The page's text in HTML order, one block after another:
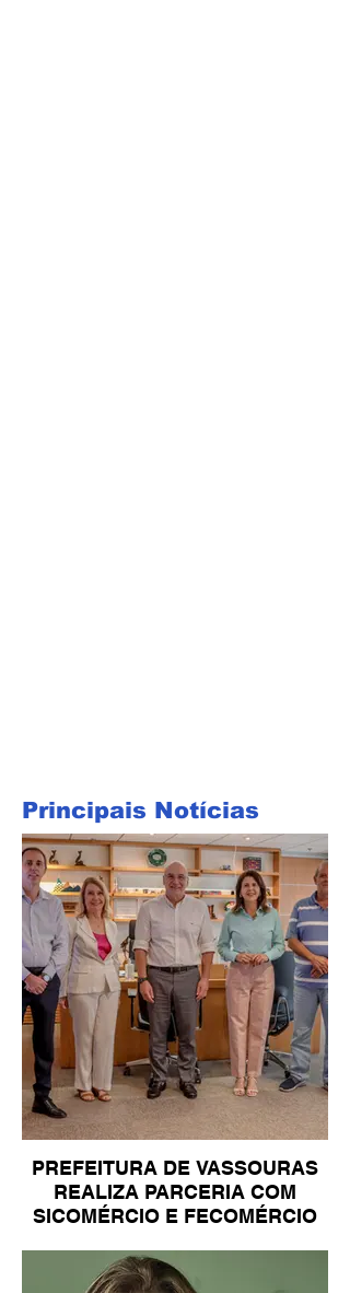
Principais Notícias
PREFEITURA DE VASSOURAS
REALIZA PARCERIA COM
SICOMÉRCIO E FECOMÉRCIO